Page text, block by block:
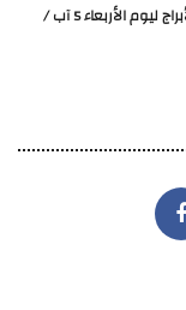
توقعات الأبراج ليوم الأربعاء 5 آب /